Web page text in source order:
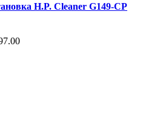
H.P. Cleaner G149-CP